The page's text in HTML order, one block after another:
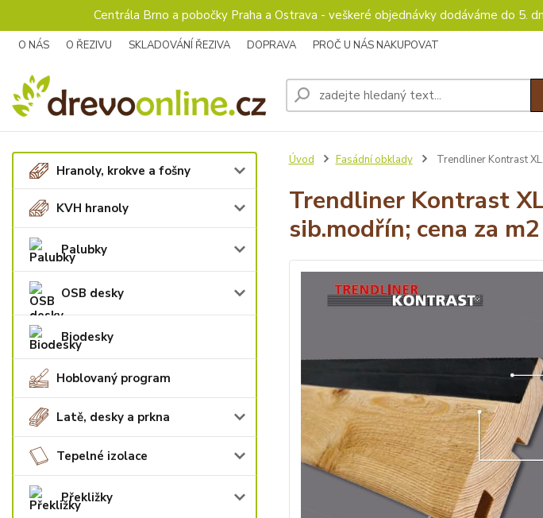
Centrála Brno a pobočky Praha a Ostrava - veškeré objednávky dodáváme do 5.
O NÁS O ŘEZIVU SKLADOVÁNÍ ŘEZIVA DOPRAVA PROČ U NÁS NAKUPOVAT
Hranoly, krokve a fošny
KVH hranoly
Palubky
OSB desky
Biodesky
Hoblovaný program
Latě, desky a prkna
Tepelné izolace
Překližky
Úvod Fasádní obklady Trendliner Kontrast
Trendliner Kontrast
sib.modřín; cena za m2